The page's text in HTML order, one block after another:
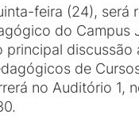
feira (24), será
do Campus
principal discussão
de
no Auditório 1,